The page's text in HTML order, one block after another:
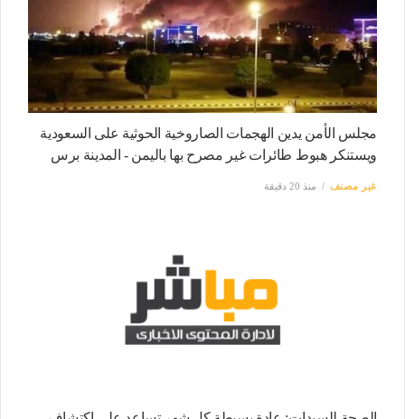
مجلس الأمن يدين الهجمات الصاروخية الحوثية على السعودية
ويستنكر هبوط طائرات غير مصرح بها باليمن - المدينة برس
غير مصنف منذ 20 دقيقة